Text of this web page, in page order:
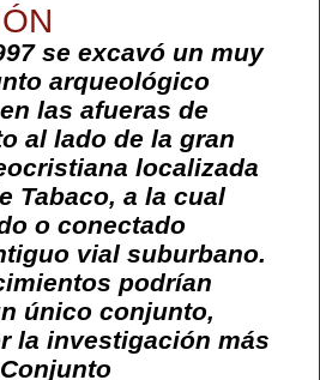
se excavó un muy
arqueológico
las afueras de
al lado de la gran
localizada
Tabaco, a la cual
o conectado
vial suburbano.
podrían
único conjunto,
la investigación más